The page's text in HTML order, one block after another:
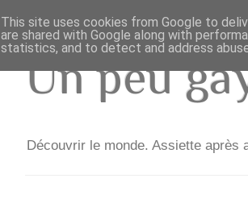
Un peu
Découvrir le monde. Assiette après
This site uses cookies from Google to
are shared with Google along with
statistics, and to detect and address